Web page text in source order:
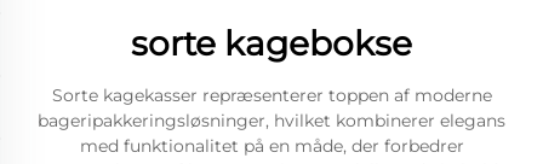
sorte kagebokse
Sorte kagekasser repræsenterer toppen af moderne
bageripakkeringsløsninger, hvilket kombinerer elegans
med funktionalitet på en måde, der forbedrer